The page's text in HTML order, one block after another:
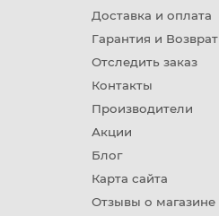
Доставка и оплата
Гарантия и Возврат
Отследить заказ
Контакты
Производители
Акции
Блог
Карта сайта
Отзывы о магазине